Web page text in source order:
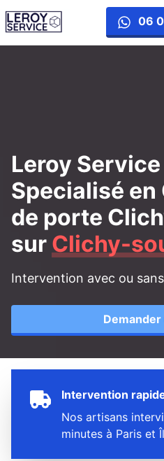
06
ouverture-porte
Leroy Service
Specialisé
de porte
sur Clichy-
Intervention avec ou
Intervention
Nos artisans
minutes à Paris et